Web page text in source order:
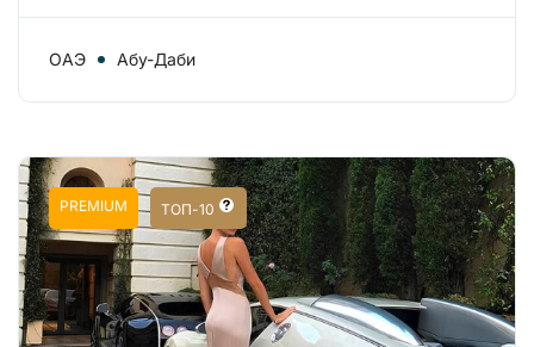
ОАЭ Абу-Даби
PREMIUM ТОП-10